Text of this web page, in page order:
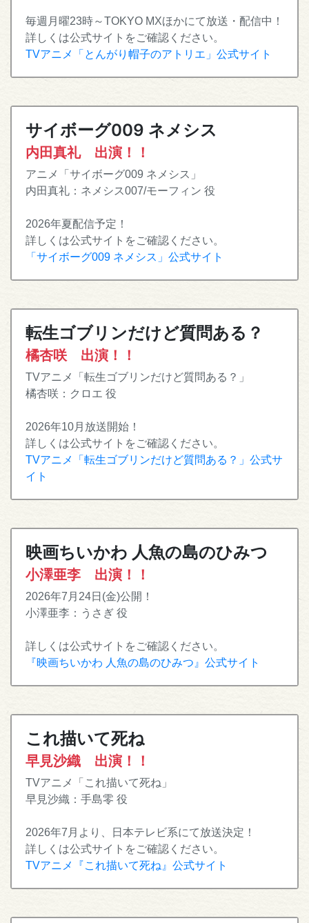
毎週月曜23時～TOKYO MXほかにて放送・配信中！
詳しくは公式サイトをご確認ください。
TVアニメ「とんがり帽子のアトリエ」公式サイト
サイボーグ009 ネメシス
内田真礼 出演！！
アニメ「サイボーグ009 ネメシス」
内田真礼：ネメシス007/モーフィン 役
2026年夏配信予定！
詳しくは公式サイトをご確認ください。
「サイボーグ009 ネメシス」公式サイト
転生ゴブリンだけど質問ある？
橘杏咲 出演！！
TVアニメ「転生ゴブリンだけど質問ある？」
橘杏咲：クロエ 役
2026年10月放送開始！
詳しくは公式サイトをご確認ください。
TVアニメ「転生ゴブリンだけど質問ある？」公式サ
イト
映画ちいかわ 人魚の島のひみつ
小澤亜李 出演！！
2026年7月24日(金)公開！
小澤亜李：うさぎ 役
詳しくは公式サイトをご確認ください。
『映画ちいかわ 人魚の島のひみつ』公式サイト
これ描いて死ね
早見沙織 出演！！
TVアニメ「これ描いて死ね」
早見沙織：手島零 役
2026年7月より、日本テレビ系にて放送決定！
詳しくは公式サイトをご確認ください。
TVアニメ『これ描いて死ね』公式サイト